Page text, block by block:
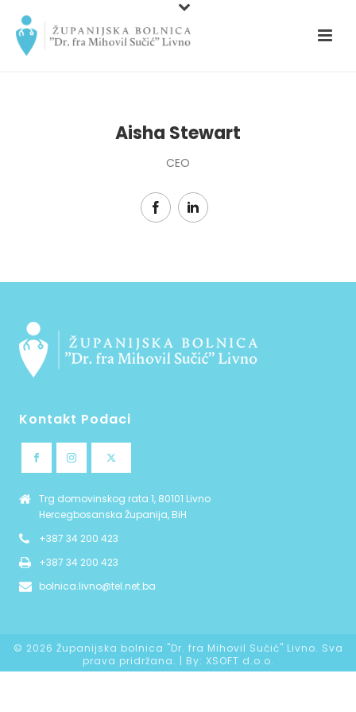
Aisha Stewart
CEO
Kontakt Podaci
Trg domovinskog rata 1, 80101 Livno
Hercegbosanska Županija, BiH
+387 34 200 423
+387 34 200 423
bolnica.livno@tel.net.ba
© 2026 Županijska bolnica "Dr. fra Mihovil Sučić" Livno. Sva
prava pridržana. | By: XSOFT d.o.o.